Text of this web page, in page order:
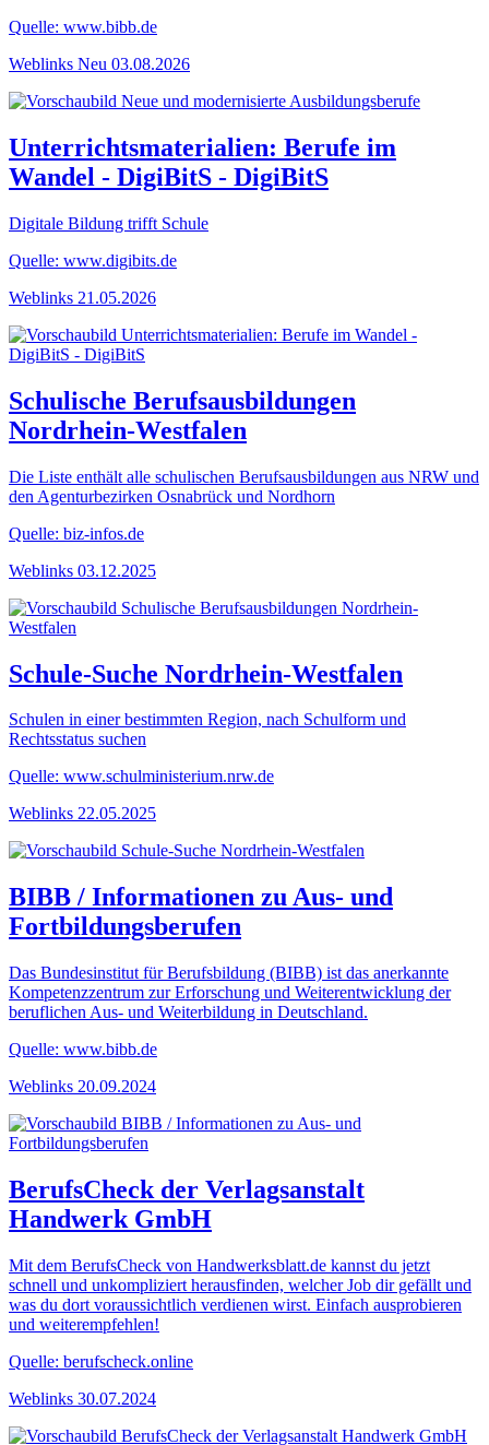
Quelle: www.bibb.de
Weblinks Neu 03.08.2026
Unterrichtsmaterialien: Berufe im
Wandel - DigiBitS - DigiBitS
Digitale Bildung trifft Schule
Quelle: www.digibits.de
Weblinks 21.05.2026
Schulische Berufsausbildungen
Nordrhein-Westfalen
Die Liste enthält alle schulischen Berufsausbildungen aus NRW und
den Agenturbezirken Osnabrück und Nordhorn
Quelle: biz-infos.de
Weblinks 03.12.2025
Schule-Suche Nordrhein-Westfalen
Schulen in einer bestimmten Region, nach Schulform und
Rechtsstatus suchen
Quelle: www.schulministerium.nrw.de
Weblinks 22.05.2025
BIBB / Informationen zu Aus- und
Fortbildungsberufen
Das Bundesinstitut für Berufsbildung (BIBB) ist das anerkannte
Kompetenzzentrum zur Erforschung und Weiterentwicklung der
beruflichen Aus- und Weiterbildung in Deutschland.
Quelle: www.bibb.de
Weblinks 20.09.2024
BerufsCheck der Verlagsanstalt
Handwerk GmbH
Mit dem BerufsCheck von Handwerksblatt.de kannst du jetzt
schnell und unkompliziert herausfinden, welcher Job dir gefällt und
was du dort voraussichtlich verdienen wirst. Einfach ausprobieren
und weiterempfehlen!
Quelle: berufscheck.online
Weblinks 30.07.2024